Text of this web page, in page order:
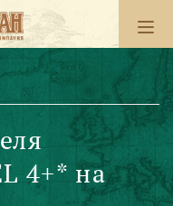
4+* на